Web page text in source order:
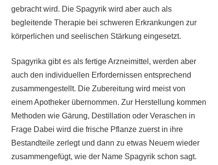
gebracht wird. Die Spagyrik wird aber auch als
begleitende Therapie bei schweren Erkrankungen zur
körperlichen und seelischen Stärkung eingesetzt.
Spagyrika gibt es als fertige Arzneimittel, werden aber
auch den individuellen Erfordernissen entsprechend
zusammengestellt. Die Zubereitung wird meist von
einem Apotheker übernommen. Zur Herstellung kommen
Methoden wie Gärung, Destillation oder Veraschen in
Frage Dabei wird die frische Pflanze zuerst in ihre
Bestandteile zerlegt und dann zu etwas Neuem wieder
zusammengefügt, wie der Name Spagyrik schon sagt.